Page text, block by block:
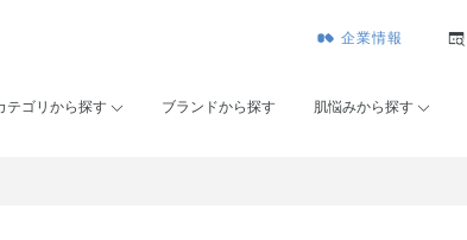
企業情報
テゴリから探す ブランドから探す 肌悩みから探す